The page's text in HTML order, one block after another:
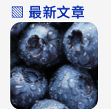
▧ 最新文章